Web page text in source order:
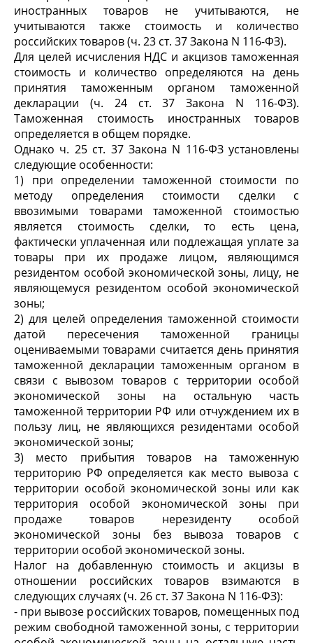
иностранных товаров не учитываются, не
учитываются также стоимость и количество
российских товаров (ч. 23 ст. 37 Закона N 116-ФЗ).
Для целей исчисления НДС и акцизов таможенная
стоимость и количество определяются на день
принятия таможенным органом таможенной
декларации (ч. 24 ст. 37 Закона N 116-ФЗ).
Таможенная стоимость иностранных товаров
определяется в общем порядке.
Однако ч. 25 ст. 37 Закона N 116-ФЗ установлены
следующие особенности:
1) при определении таможенной стоимости по
методу определения стоимости сделки с
ввозимыми товарами таможенной стоимостью
является стоимость сделки, то есть цена,
фактически уплаченная или подлежащая уплате за
товары при их продаже лицом, являющимся
резидентом особой экономической зоны, лицу, не
являющемуся резидентом особой экономической
зоны;
2) для целей определения таможенной стоимости
датой пересечения таможенной границы
оцениваемыми товарами считается день принятия
таможенной декларации таможенным органом в
связи с вывозом товаров с территории особой
экономической зоны на остальную часть
таможенной территории РФ или отчуждением их в
пользу лиц, не являющихся резидентами особой
экономической зоны;
3) место прибытия товаров на таможенную
территорию РФ определяется как место вывоза с
территории особой экономической зоны или как
территория особой экономической зоны при
продаже товаров нерезиденту особой
экономической зоны без вывоза товаров с
территории особой экономической зоны.
Налог на добавленную стоимость и акцизы в
отношении российских товаров взимаются в
следующих случаях (ч. 26 ст. 37 Закона N 116-ФЗ):
- при вывозе российских товаров, помещенных под
режим свободной таможенной зоны, с территории